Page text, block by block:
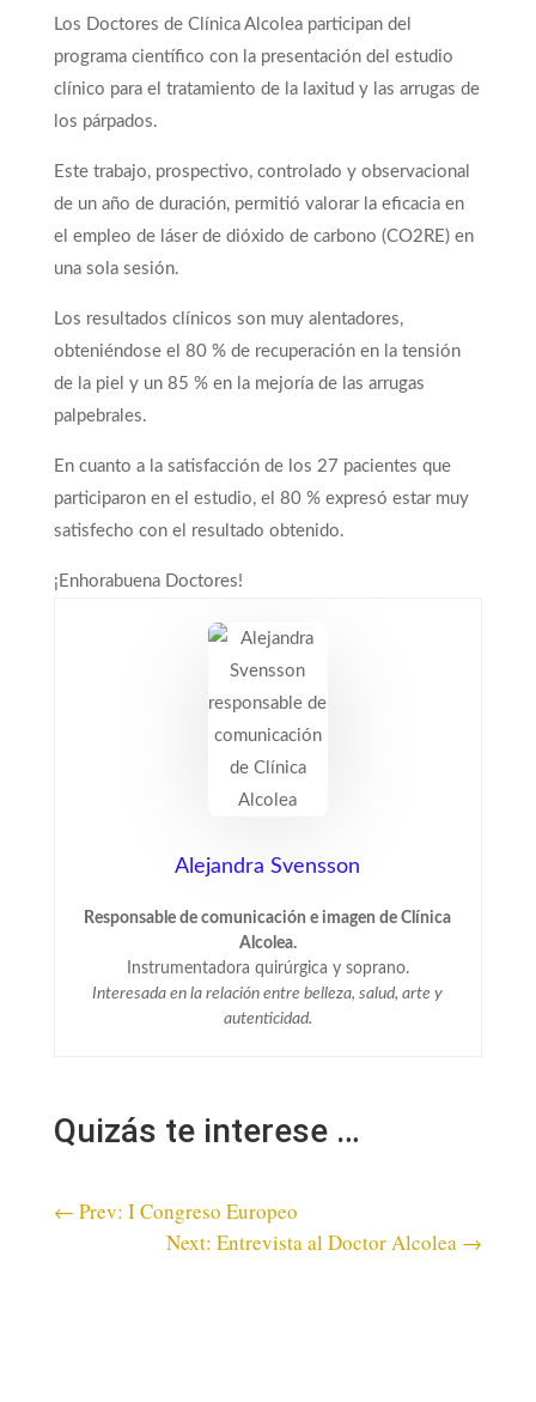
Los Doctores de Clínica Alcolea participan del
programa científico con la presentación del estudio
clínico para el tratamiento de la laxitud y las arrugas de
los párpados.
Este trabajo, prospectivo, controlado y observacional
de un año de duración, permitió valorar la eficacia en
el empleo de láser de dióxido de carbono (CO2RE) en
una sola sesión.
Los resultados clínicos son muy alentadores,
obteniéndose el 80 % de recuperación en la tensión
de la piel y un 85 % en la mejoría de las arrugas
palpebrales.
En cuanto a la satisfacción de los 27 pacientes que
participaron en el estudio, el 80 % expresó estar muy
satisfecho con el resultado obtenido.
¡Enhorabuena Doctores!
Alejandra Svensson
Responsable de comunicación e imagen de Clínica
Alcolea.
Instrumentadora quirúrgica y soprano.
Interesada en la relación entre belleza, salud, arte y
autenticidad.
Quizás te interese …
← Prev: I Congreso Europeo
Next: Entrevista al Doctor Alcolea →